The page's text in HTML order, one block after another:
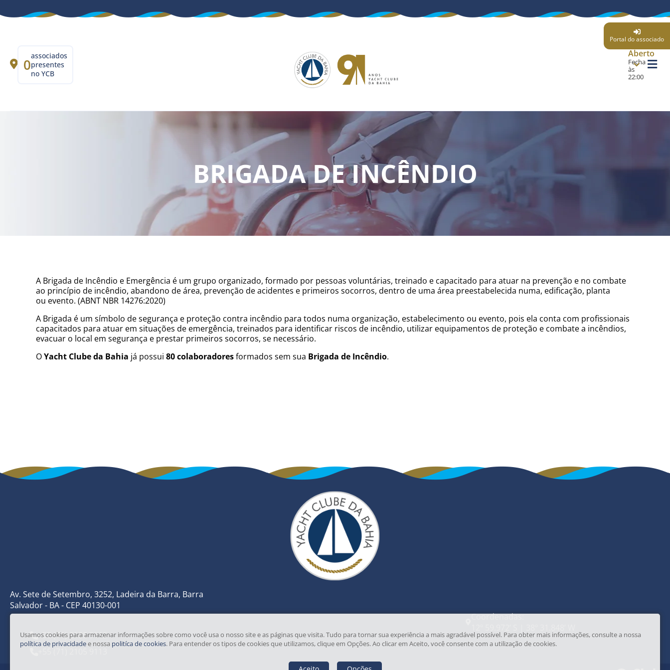
0
associados
presentes
no YCB
Aberto
Fecha
às
22:00
Portal do associado
BRIGADA DE INCÊNDIO
A Brigada de Incêndio e Emergência é um grupo organizado, formado por pessoas voluntárias, treinado e capacitado para atuar na prevenção e no combate
ao princípio de incêndio, abandono de área, prevenção de acidentes e primeiros socorros, dentro de uma área preestabelecida numa, edificação, planta
ou evento. (ABNT NBR 14276:2020)
A Brigada é um símbolo de segurança e proteção contra incêndio para todos numa organização, estabelecimento ou evento, pois ela conta com profissionais
capacitados para atuar em situações de emergência, treinados para identificar riscos de incêndio, utilizar equipamentos de proteção e combate a incêndios,
evacuar o local em segurança e prestar primeiros socorros, se necessário.
OYacht Clube da Bahia já possui 80 colaboradoresformados sem sua Brigada de Incêndio.
Av. Sete de Setembro, 3252, Ladeira da Barra, Barra
Salvador - BA - CEP 40130-001
+55 (71) 2105 9112
Coordenadas:
Usamos cookies para armazenar informações sobre como você usa o nosso site e as páginas que visita. Tudo para tornar sua experiência a mais agradável possível. Para obter mais informações, consulte a nossa
política de privacidadee nossa politíca de cookies. Para entender os tipos de cookies que utilizamos, clique em Opções. Ao clicar em Aceito, você consente com a utilização de cookies.